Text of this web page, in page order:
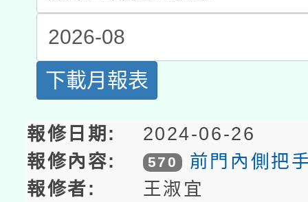
pilot」
有關大陸委員會函釋公
薪期間赴陸應申請許可
轉知經濟部水利署委託
業技術研究院辦理「
用水績優單位及節水達
動」
115年8月22日(星期六)
桃園市孔廟祈福系列
開 智慧啟航」
2026年桃園地景藝術節
下載月報表
2024-06-26
570 前門內側把
王淑宜